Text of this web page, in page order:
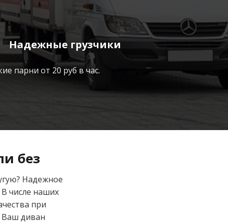
Надежные грузчики
парни от 20 руб в час.
без
Надежное
числе наших
при
Ваш диван